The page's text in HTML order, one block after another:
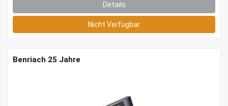
Details
Nicht Verfügbar
Benriach 25 Jahre